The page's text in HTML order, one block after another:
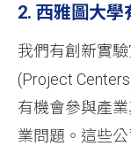
2. 西雅圖大學
我們有創新實
(Project
有機會參與產
業問題。這些